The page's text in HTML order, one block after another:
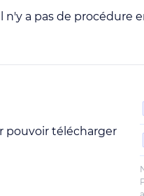
a pas de procédure
pouvoir télécharger